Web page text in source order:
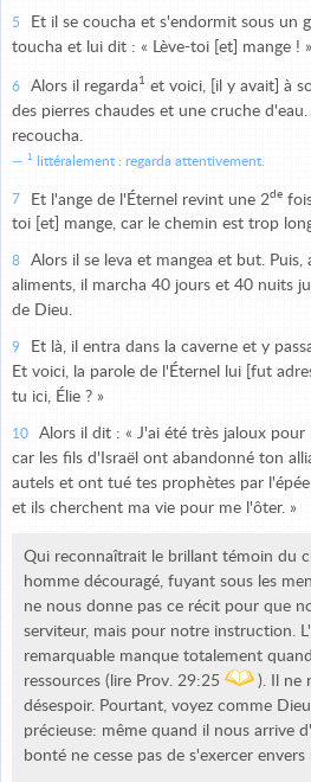
5
Et il se coucha et s'endormit sous un
toucha et lui dit : « Lève-toi [et] mange ! »
6 Alors il regarda 1
et voici, [il y avait] à
des pierres chaudes et une cruche
recoucha.
1 littéralement : regarda attentivement.
7 Et l'ange de l'Éternel revint une 2de
toi [et] mange, car le chemin est trop
8
Alors il se leva et mangea et but. Puis,
aliments, il marcha 40 jours et 40 nuits
de Dieu.
9
Et là, il entra dans la caverne et y
Et voici, la parole de l'Éternel lui [fut
tu ici, Élie ? »
10
Alors il dit : « J'ai été très jaloux pour
car les fils d'Israël ont abandonné ton
autels et ont tué tes prophètes par
et ils cherchent ma vie pour me l'ôter. »
Qui reconnaîtrait le brillant témoin du
homme découragé, fuyant sous les
ne nous donne pas ce récit pour que
serviteur, mais pour notre instruction.
remarquable manque totalement
ressources (lire Prov. 29:25
). Il ne
désespoir. Pourtant, voyez comme
précieuse: même quand il nous arrive
bonté ne cesse pas de s'exercer envers